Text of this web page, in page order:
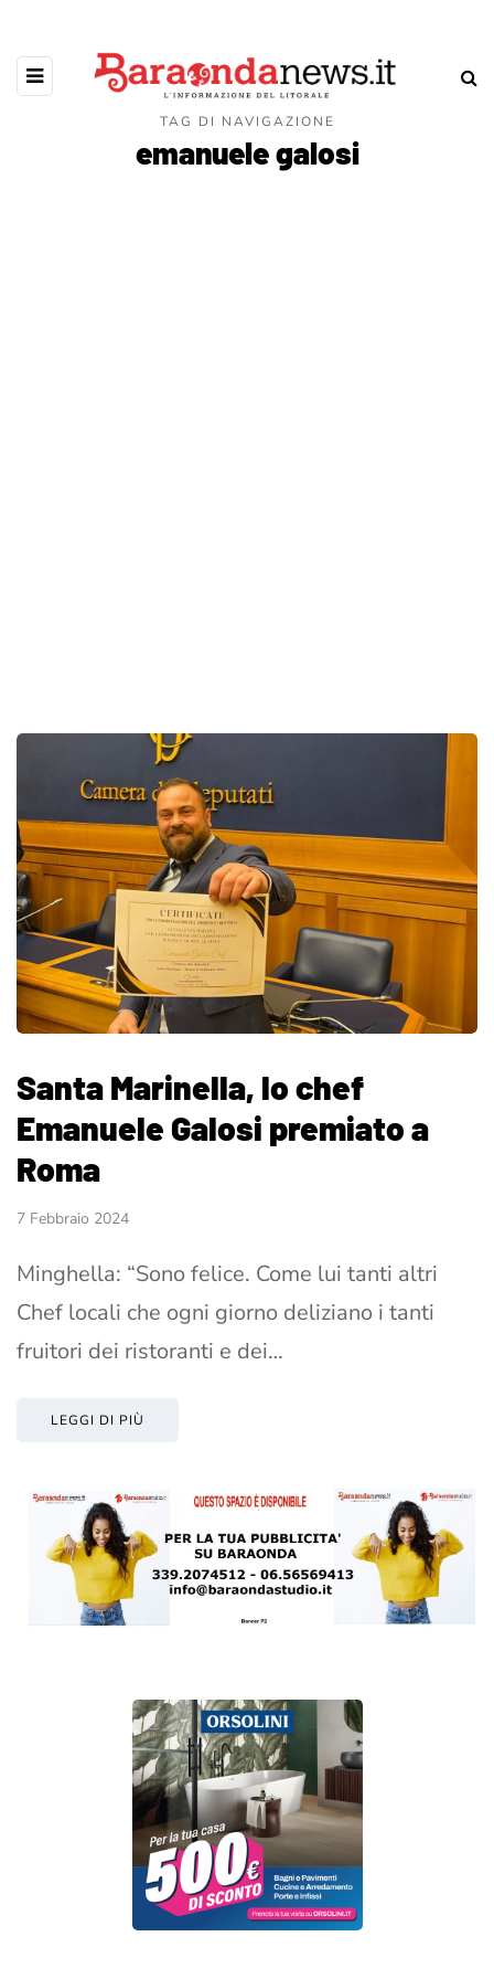
TAG DI NAVIGAZIONE
emanuele galosi
Santa Marinella, lo chef
Emanuele Galosi premiato a
Roma
7 Febbraio 2024
Minghella: “Sono felice. Come lui tanti altri
Chef locali che ogni giorno deliziano i tanti
fruitori dei ristoranti e dei…
LEGGI DI PIÙ